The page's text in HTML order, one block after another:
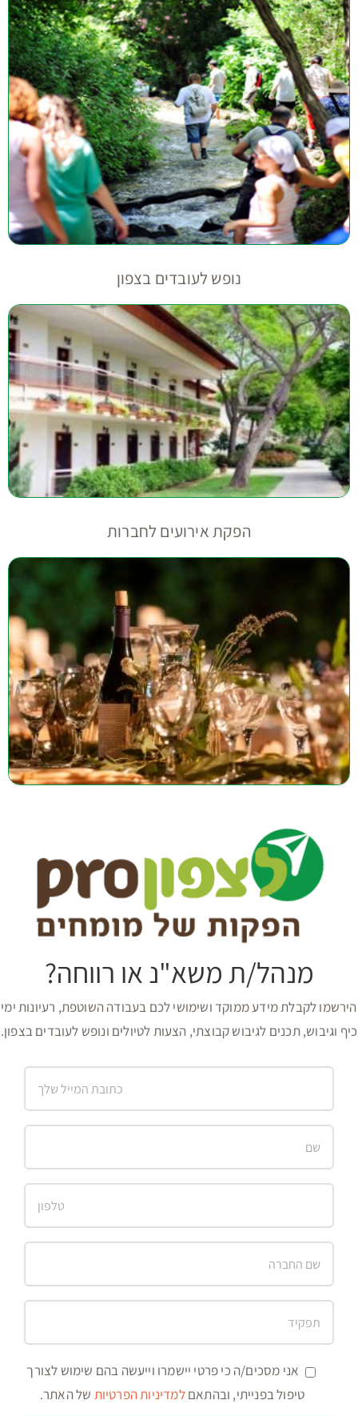
נופש לעובדים בצפון
הפקת אירועים לחברות
מנהל/ת משא"נ או רווחה?
הירשמו לקבלת מידע ממוקד ושימושי לכם בעבודה השוטפת, רעיונות ימי
כיף וגיבוש, תכנים לגיבוש קבוצתי, הצעות לטיולים ונופש לעובדים בצפון.
אני מסכים/ה כי פרטי יישמרו וייעשה בהם שימוש לצורך
טיפול בפנייתי, ובהתאםלמדיניות הפרטיות של האתר.